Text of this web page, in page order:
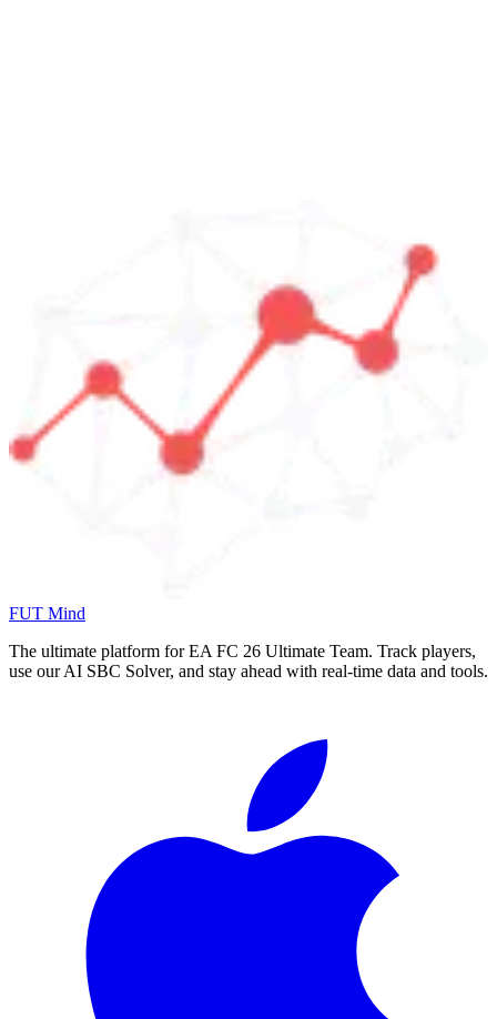
FUT Mind
The ultimate platform for EA FC 26 Ultimate Team. Track players,
use our AI SBC Solver, and stay ahead with real-time data and tools.